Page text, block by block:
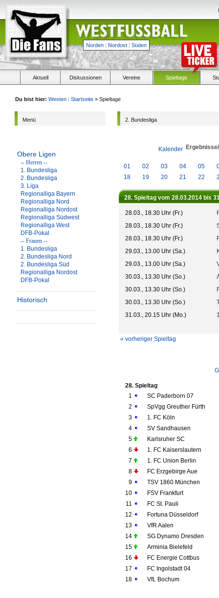
Norden | Nordost | Süden
Aktuell Diskussionen Vereine Spieltage
Du bist hier: Westen | Startseite » Spieltage
Menü
Obere Ligen
-- Herren --
1. Bundesliga
2. Bundesliga
3. Liga
Regionalliga Bayern
Regionalliga Nord
Regionalliga Nordost
Regionalliga Südwest
Regionalliga West
DFB-Pokal
-- Frauen --
1. Bundesliga
2. Bundesliga Nord
2. Bundesliga Süd
Regionalliga Nordost
DFB-Pokal
Historisch
2. Bundesliga
Kalender
01 02 03 04 05
18
19 20 21 22
28. Spieltag vom 28.03.2014 bis
28.03., 18.30 Uhr (Fr.)
28.03., 18.30 Uhr (Fr.)
28.03., 18.30 Uhr (Fr.)
29.03., 13.00 Uhr (Sa.)
29.03., 13.00 Uhr (Sa.)
30.03., 13.30 Uhr (So.)
30.03., 13.30 Uhr (So.)
30.03., 13.30 Uhr (So.)
31.03., 20.15 Uhr (Mo.)
« vorheriger Spieltag
28. Spieltag
1
SC Paderborn 07
2
SpVgg Greuther Fürth
3
1. FC Köln
4
SV Sandhausen
5
Karlsruher SC
6
1. FC Kaiserslautern
7
1. FC Union Berlin
8
FC Erzgebirge Aue
9
TSV 1860 München
10
FSV Frankfurt
11
FC St. Pauli
12
Fortuna Düsseldorf
13
VfR Aalen
14
SG Dynamo Dresden
15
Arminia Bielefeld
16
FC Energie Cottbus
17
FC Ingolstadt 04
18
VfL Bochum